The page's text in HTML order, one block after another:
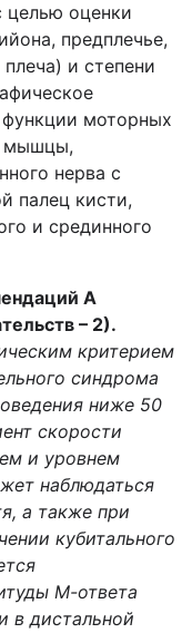
целью оценки
предплечье,
и степени
моторных
мышцы,
нерва с
палец кисти,
и срединного
А
– 2).
критерием
синдрома
ниже 50
скорости
и уровнем
наблюдаться
а также при
кубитального
М-ответа
в дистальной